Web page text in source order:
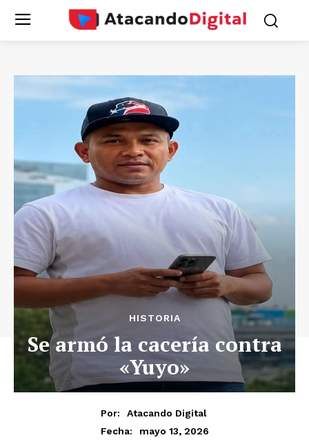
HISTORIA
Se armó la cacería contra
«Yuyo»
Por:
Atacando Digital
Fecha:
mayo 13, 2026